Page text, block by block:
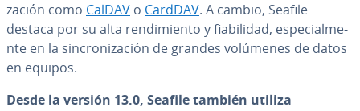
za­ción como CalDAV o CardDAV. A cambio, Seafile
destaca por su alta re­n­di­mie­n­to y fia­bi­li­dad, es­pe­cia­l­me­
n­te en la si­n­cro­ni­za­ción de grandes volúmenes de datos
en equipos.
Desde la versión 13.0, Seafile también utiliza